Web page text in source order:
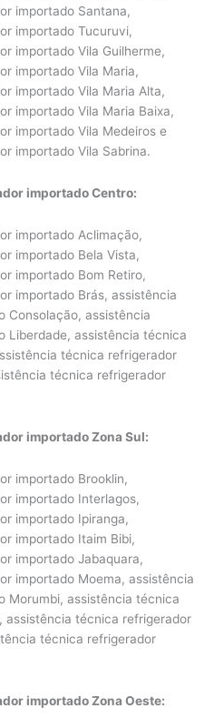
importado Santana,
importado Tucuruvi,
importado Vila Guilherme,
importado Vila Maria,
importado Vila Maria Alta,
importado Vila Maria Baixa,
importado Vila Medeiros e
importado Vila Sabrina.
importado Centro:
importado Aclimação,
importado Bela Vista,
importado Bom Retiro,
importado Brás, assistência
Consolação, assistência
Liberdade, assistência técnica
técnica refrigerador
técnica refrigerador
importado Zona Sul:
importado Brooklin,
importado Interlagos,
importado Ipiranga,
importado Itaim Bibi,
importado Jabaquara,
importado Moema, assistência
Morumbi, assistência técnica
assistência técnica refrigerador
técnica refrigerador
importado Zona Oeste: